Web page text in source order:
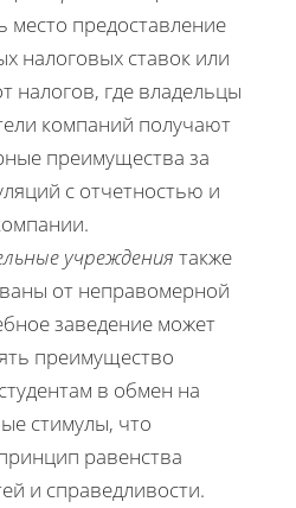
место предоставление
налоговых ставок или
налогов, где владельцы
компаний получают
преимущества за
с отчетностью и
учреждения также
от неправомерной
заведение может
преимущество
в обмен на
стимулы, что
равенства
и справедливости.